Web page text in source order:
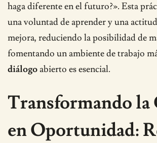
haga diferente en el futuro?». Esta
una voluntad de aprender y una
mejora, reduciendo la posibilidad de
fomentando un ambiente de trabajo
diálogoabierto es esencial.
Transformando
en Oportunidad: